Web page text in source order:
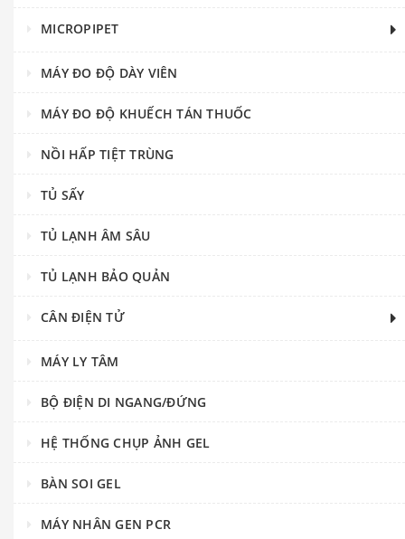
MICROPIPET
MÁY ĐO ĐỘ DÀY VIÊN
MÁY ĐO ĐỘ KHUẾCH TÁN THUỐC
NỒI HẤP TIỆT TRÙNG
TỦ SẤY
TỦ LẠNH ÂM SÂU
TỦ LẠNH BẢO QUẢN
CÂN ĐIỆN TỬ
MÁY LY TÂM
BỘ ĐIỆN DI NGANG/ĐỨNG
HỆ THỐNG CHỤP ẢNH GEL
BÀN SOI GEL
MÁY NHÂN GEN PCR